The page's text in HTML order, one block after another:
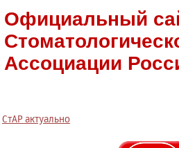
Официальный
Ассоциации
СтАР актуально